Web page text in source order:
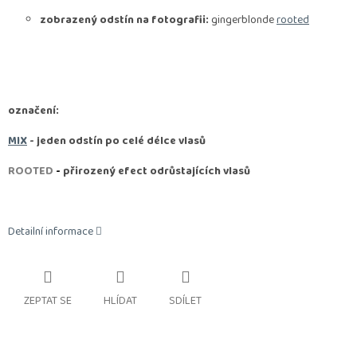
zobrazený odstín na fotografii:gingerblonderooted
označení:
MIX- jeden odstín po celé délce vlasů
ROOTED - přirozený efect odrůstajících vlasů
Detailní informace
ZEPTAT SE HLÍDAT SDÍLET